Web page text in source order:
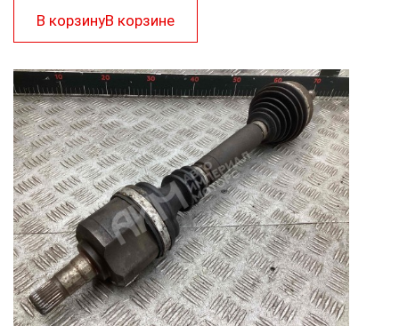
В корзинуВ корзине